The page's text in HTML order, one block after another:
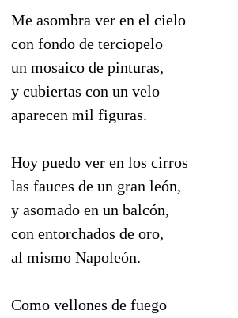
Me asombra ver en el cielo
con fondo de terciopelo
un mosaico de pinturas,
y cubiertas con un velo
aparecen mil figuras.
Hoy puedo ver en los cirros
las fauces de un gran león,
y asomado en un balcón,
con entorchados de oro,
al mismo Napoleón.
Como vellones de fuego